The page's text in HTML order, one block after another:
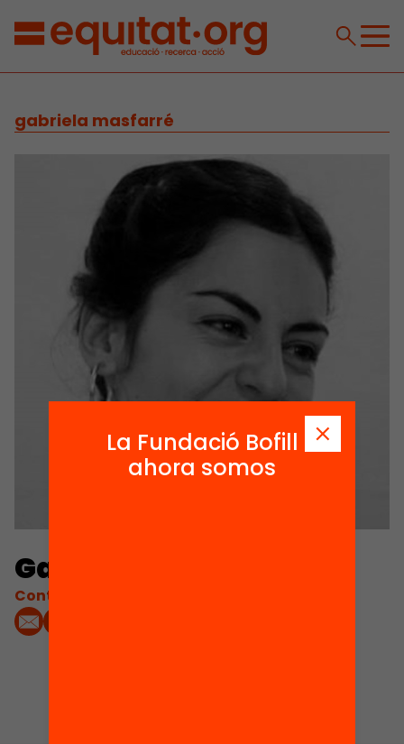
gabriela masfarré
Gabriela Masfarré
Contacta'm:
La Fundació Bofill
ahora somos